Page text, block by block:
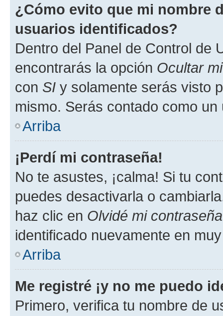
¿Cómo evito que mi nombre
usuarios identificados?
Dentro del Panel de Control de
encontrarás la opción Ocultar
con SI y solamente serás visto
mismo. Serás contado como un
Arriba
¡Perdí mi contraseña!
No te asustes, ¡calma! Si tu
puedes desactivarla o
haz clic en Olvidé mi contraseña
identificado nuevamente en
Arriba
Me registré ¡y no me puedo
Primero, verifica tu nombre de